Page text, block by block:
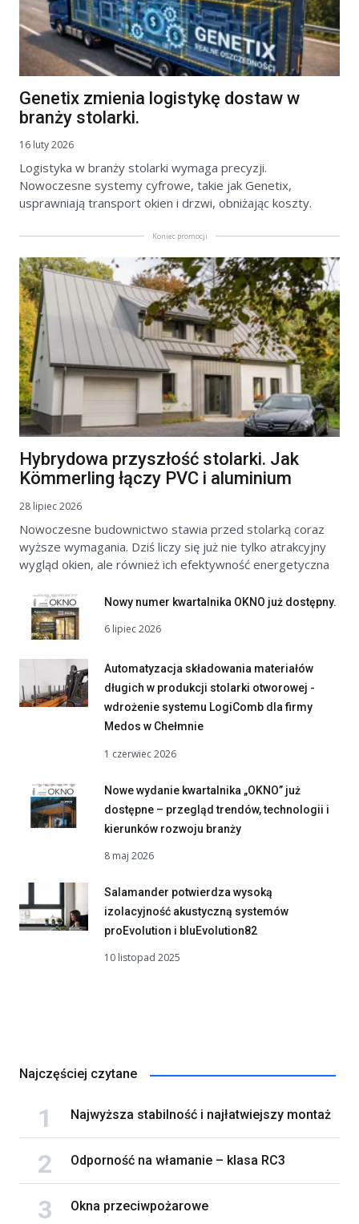
Genetix zmienia logistykę dostaw w
branży stolarki.
16 luty 2026
Logistyka w branży stolarki wymaga precyzji.
Nowoczesne systemy cyfrowe, takie jak Genetix,
usprawniają transport okien i drzwi, obniżając koszty.
Koniec promocji
Hybrydowa przyszłość stolarki. Jak
Kömmerling łączy PVC i aluminium
28 lipiec 2026
Nowoczesne budownictwo stawia przed stolarką coraz
wyższe wymagania. Dziś liczy się już nie tylko atrakcyjny
wygląd okien, ale również ich efektywność energetyczna
Nowy numer kwartalnika OKNO już dostępny.
6 lipiec 2026
Automatyzacja składowania materiałów
długich w produkcji stolarki otworowej -
wdrożenie systemu LogiComb dla firmy
Medos w Chełmnie
1 czerwiec 2026
Nowe wydanie kwartalnika „OKNO” już
dostępne – przegląd trendów, technologii i
kierunków rozwoju branży
8 maj 2026
Salamander potwierdza wysoką
izolacyjność akustyczną systemów
proEvolution i bluEvolution82
10 listopad 2025
Najczęściej czytane
Najwyższa stabilność i najłatwiejszy montaż
Odporność na włamanie – klasa RC3
Okna przeciwpożarowe